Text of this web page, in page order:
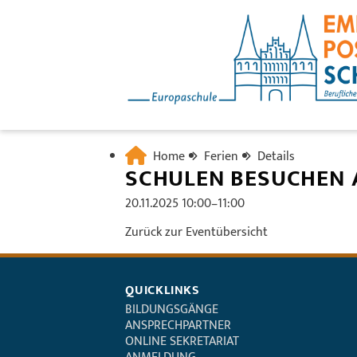
Home Ferien Details
SCHULEN BESUCHEN
20.11.2025 10:00–11:00
Zurück zur Eventübersicht
QUICKLINKS
BILDUNGSGÄNGE
ANSPRECHPARTNER
ONLINE SEKRETARIAT